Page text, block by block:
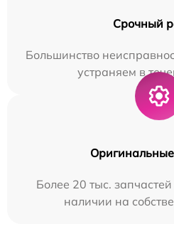
Срочный
Большинство
устраняем в
Более 20 тыс.
наличии на